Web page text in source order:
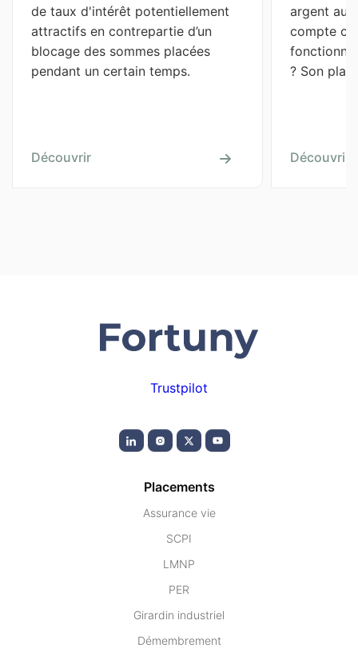
de taux d'intérêt potentiellement
attractifs en contrepartie d’un
blocage des sommes placées
pendant un certain temps.
Découvrir
argent au
compte
? Son
Découvrir
Trustpilot
Placements
Assurance vie
SCPI
LMNP
PER
Girardin industriel
Démembrement